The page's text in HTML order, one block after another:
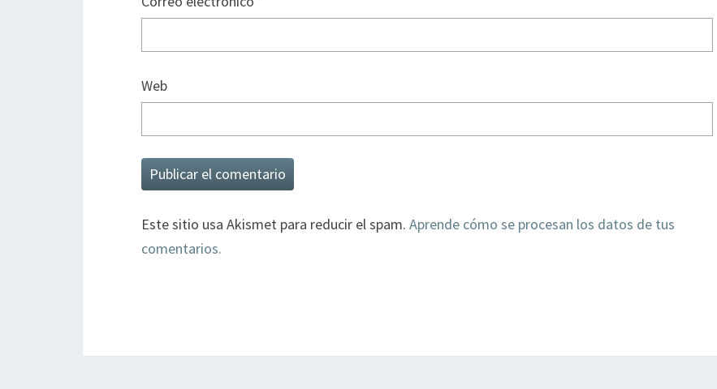
Web
Este sitio usa Akismet para reducir el spam. Aprende cómo se procesan los datos de tus
comentarios.